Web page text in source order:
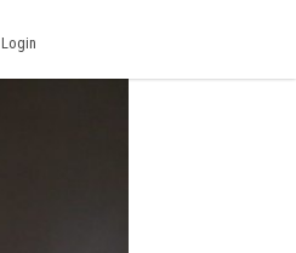
Login